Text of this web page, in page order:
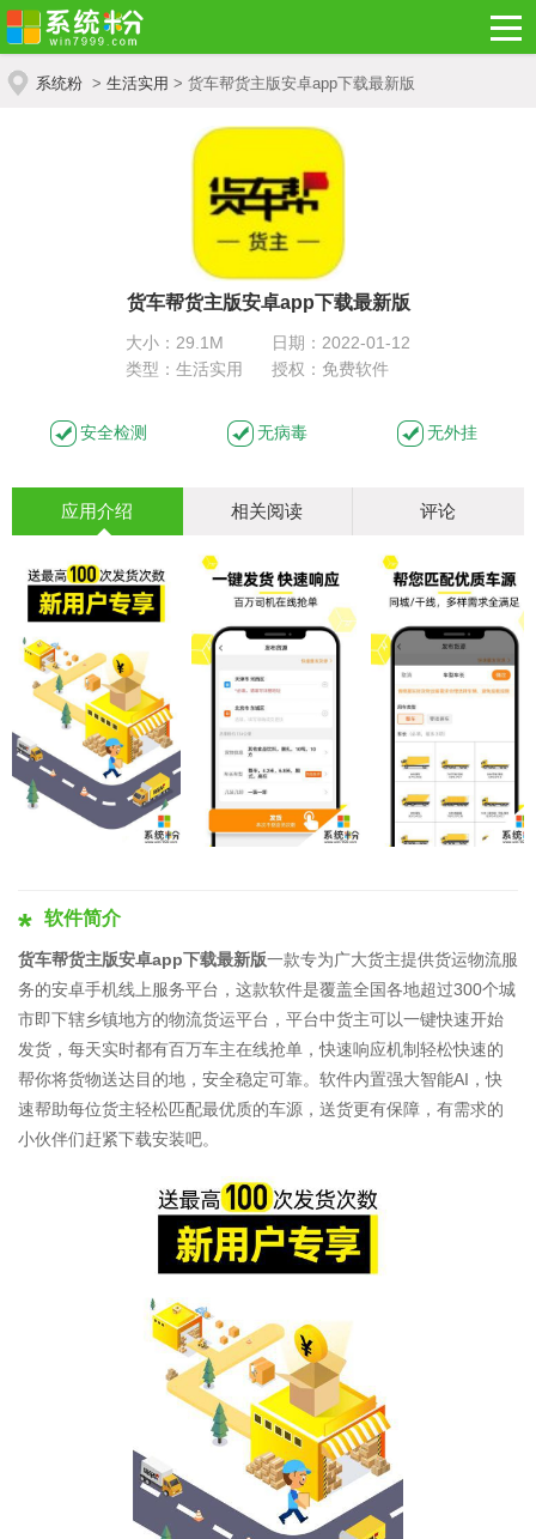
系统粉 > 生活实用 > 货车帮货主版安卓app下载最新版
货车帮货主版安卓app下载最新版
大小：29.1M
类型：生活实用
日期：2022-01-12
授权：免费软件
安全检测 无病毒 无外挂
应用介绍 相关阅读 评论
软件简介
货车帮货主版安卓app下载最新版一款专为广大货主提供货运物流服
务的安卓手机线上服务平台，这款软件是覆盖全国各地超过300个城
市即下辖乡镇地方的物流货运平台，平台中货主可以一键快速开始
发货，每天实时都有百万车主在线抢单，快速响应机制轻松快速的
帮你将货物送达目的地，安全稳定可靠。软件内置强大智能AI，快
速帮助每位货主轻松匹配最优质的车源，送货更有保障，有需求的
小伙伴们赶紧下载安装吧。